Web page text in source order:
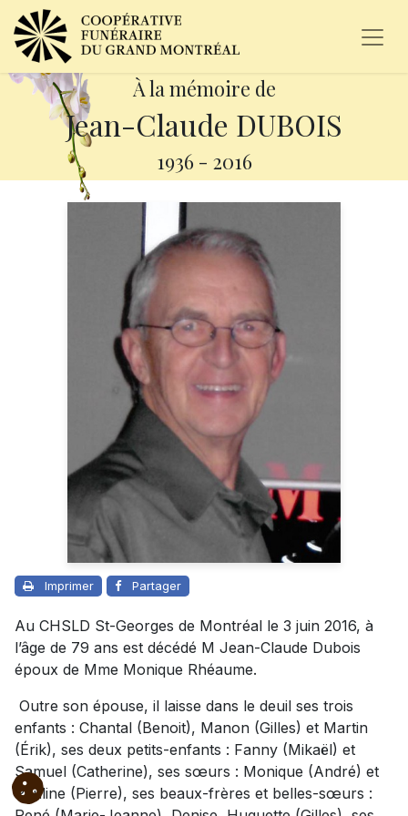
À la mémoire de
Jean-Claude DUBOIS
1936 - 2016
Imprimer Partager
Au CHSLD St-Georges de Montréal le 3 juin 2016, à
l’âge de 79 ans est décédé M Jean-Claude Dubois
époux de Mme Monique Rhéaume.
Outre son épouse, il laisse dans le deuil ses trois
enfants : Chantal (Benoit), Manon (Gilles) et Martin
(Érik), ses deux petits-enfants : Fanny (Mikaël) et
Samuel (Catherine), ses sœurs : Monique (André) et
Pauline (Pierre), ses beaux-frères et belles-sœurs :